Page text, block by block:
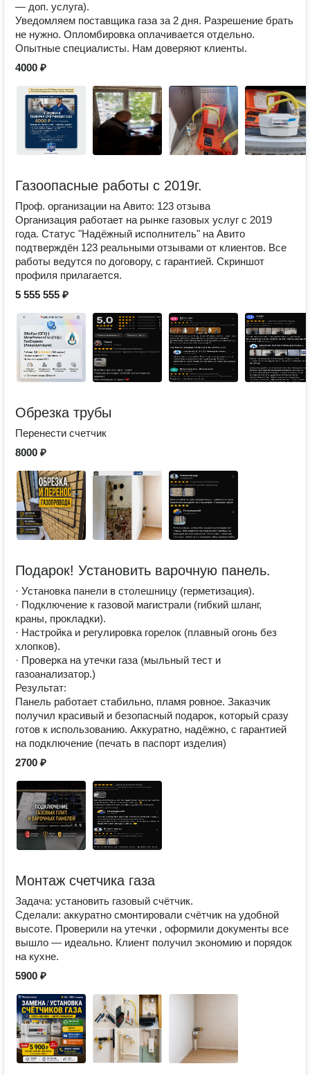
— доп. услуга).
Уведомляем поставщика газа за 2 дня. Разрешение брать
не нужно. Опломбировка оплачивается отдельно.
Опытные специалисты. Нам доверяют клиенты.
4000 ₽
Газоопасные работы с 2019г.
Проф. организации на Авито: 123 отзыва
Организация работает на рынке газовых услуг с 2019
года. Статус "Надёжный исполнитель" на Авито
подтверждён 123 реальными отзывами от клиентов. Все
работы ведутся по договору, с гарантией. Скриншот
профиля прилагается.
5 555 555 ₽
Обрезка трубы
Перенести счетчик
8000 ₽
Подарок! Установить варочную панель.
· Установка панели в столешницу (герметизация).
· Подключение к газовой магистрали (гибкий шланг,
краны, прокладки).
· Настройка и регулировка горелок (плавный огонь без
хлопков).
· Проверка на утечки газа (мыльный тест и
газоанализатор.)
Результат:
Панель работает стабильно, пламя ровное. Заказчик
получил красивый и безопасный подарок, который сразу
готов к использованию. Аккуратно, надёжно, с гарантией
на подключение (печать в паспорт изделия)
2700 ₽
Монтаж счетчика газа
Задача: установить газовый счётчик.
Сделали: аккуратно смонтировали счётчик на удобной
высоте. Проверили на утечки , оформили документы все
вышло — идеально. Клиент получил экономию и порядок
на кухне.
5900 ₽